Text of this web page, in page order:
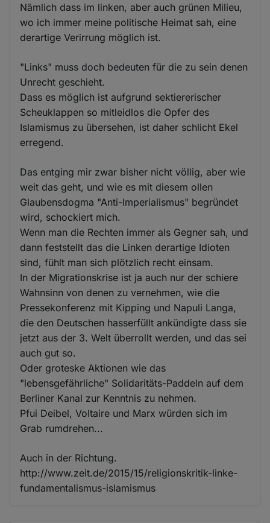
Nämlich dass im linken, aber auch grünen Milieu,
wo ich immer meine politische Heimat sah, eine
derartige Verirrung möglich ist.
"Links" muss doch bedeuten für die zu sein denen
Unrecht geschieht.
Dass es möglich ist aufgrund sektiererischer
Scheuklappen so mitleidlos die Opfer des
Islamismus zu übersehen, ist daher schlicht Ekel
erregend.
Das entging mir zwar bisher nicht völlig, aber wie
weit das geht, und wie es mit diesem ollen
Glaubensdogma "Anti-Imperialismus" begründet
wird, schockiert mich.
Wenn man die Rechten immer als Gegner sah, und
dann feststellt das die Linken derartige Idioten
sind, fühlt man sich plötzlich recht einsam.
In der Migrationskrise ist ja auch nur der schiere
Wahnsinn von denen zu vernehmen, wie die
Pressekonferenz mit Kipping und Napuli Langa,
die den Deutschen hasserfüllt ankündigte dass sie
jetzt aus der 3. Welt überrollt werden, und das sei
auch gut so.
Oder groteske Aktionen wie das
"lebensgefährliche" Solidaritäts-Paddeln auf dem
Berliner Kanal zur Kenntnis zu nehmen.
Pfui Deibel, Voltaire und Marx würden sich im
Grab rumdrehen...
Auch in der Richtung.
http://www.zeit.de/2015/15/religionskritik-linke-
fundamentalismus-islamismus